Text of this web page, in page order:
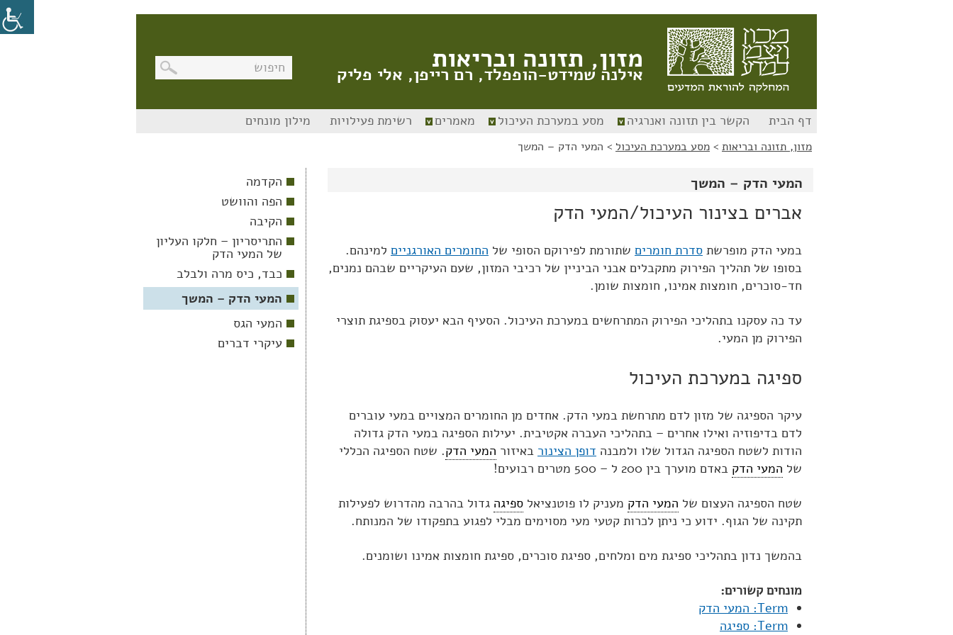
מזון, תזונה ובריאות
אילנה שמידט-הופפלד, רם רייפן, אלי פליק
דף הבית הקשר בין תזונה ואנרגיה מסע במערכת העיכול מאמרים רשימת פעילויות מילון מונחים
מזון, תזונה ובריאות > מסע במערכת העיכול > המעי הדק – המשך
המעי הדק – המשך
אברים בצינור העיכול/המעי הדק
במעי הדק מופרשת סדרת חומרים שתורמת לפירוקם הסופי של החומרים האורגניים למינהם.
בסופו של תהליך הפירוק מתקבלים אבני הביניין של רכיבי המזון, שעם העיקריים שבהם נמנים,
חד-סוכרים, חומצות אמינו, חומצות שומן.
עד כה עסקנו בתהליכי הפירוק המתרחשים במערכת העיכול. הסעיף הבא יעסוק בספיגת תוצרי
הפירוק מן המעי.
ספיגה במערכת העיכול
עיקר הספיגה של מזון לדם מתרחשת במעי הדק. אחדים מן החומרים המצויים במעי עוברים
לדם בדיפוזיה ואילו אחרים – בתהליכי העברה אקטיבית. יעילות הספיגה במעי הדק גדולה
הודות לשטח הספיגה הגדול שלו ולמבנה דופן הצינור באיזור המעי הדק. שטח הספיגה הכללי
של המעי הדק באדם מוערך בין 200 ל – 500 מטרים רבועים!
שטח הספיגה העצום של המעי הדק מעניק לו פוטנציאל ספיגה גדול בהרבה מהדרוש לפעילות
תקינה של הגוף. ידוע כי ניתן לכרות קטעי מעי מסוימים מבלי לפגוע בתפקודו של המנותח.
בהמשך נדון בתהליכי ספיגת מים ומלחים, ספיגת סוכרים, ספיגת חומצות אמינו ושומנים.
מונחים קשורים:
Term: המעי הדק
Term: ספיגה
הקדמה
הפה והוושט
הקיבה
התריסריון – חלקו העליון
של המעי הדק
כבד, כיס מרה ולבלב
המעי הדק – המשך
המעי הגס
עיקרי דברים